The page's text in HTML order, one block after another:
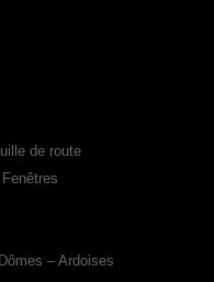
de route
– Ardoises